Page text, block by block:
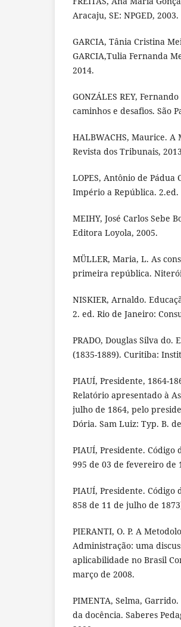
Aracaju, SE: NPGED, 2003.
GARCIA, Tânia Cristina
GARCIA,Tulia Fernanda
2014.
GONZÁLES REY,
caminhos e desafios. São
HALBWACHS, Maurice. A
Revista dos Tribunais,
LOPES, Antônio de Pádua
Império a República. 2.ed.
MEIHY, José Carlos Sebe
Editora Loyola, 2005.
MÜLLER, Maria, L. As
primeira república.
NISKIER, Arnaldo.
2. ed. Rio de Janeiro:
PRADO, Douglas Silva
(1835-1889). Curitiba:
PIAUÍ, Presidente, 1864-
Relatório apresentado à
julho de 1864, pelo
Dória. Sam Luiz: Typ. B.
PIAUÍ, Presidente. Código
995 de 03 de fevereiro de
PIAUÍ, Presidente. Código
858 de 11 de julho de
PIERANTI, O. P. A
Administração: uma
aplicabilidade no Brasil
março de 2008.
PIMENTA, Selma,
da docência. Saberes